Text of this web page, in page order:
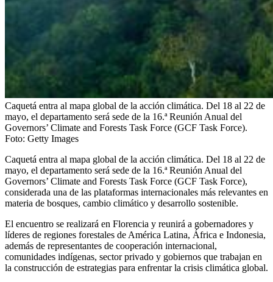
Caquetá entra al mapa global de la acción climática. Del 18 al 22 de
mayo, el departamento será sede de la 16.ª Reunión Anual del
Governors’ Climate and Forests Task Force (GCF Task Force).
Foto: Getty Images
Caquetá entra al mapa global de la acción climática. Del 18 al 22 de
mayo, el departamento será sede de la 16.ª Reunión Anual del
Governors’ Climate and Forests Task Force (GCF Task Force),
considerada una de las plataformas internacionales más relevantes en
materia de bosques, cambio climático y desarrollo sostenible.
El encuentro se realizará en Florencia y reunirá a gobernadores y
líderes de regiones forestales de América Latina, África e Indonesia,
además de representantes de cooperación internacional,
comunidades indígenas, sector privado y gobiernos que trabajan en
la construcción de estrategias para enfrentar la crisis climática global.